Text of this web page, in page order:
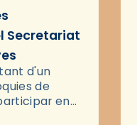
Secretariat
d'un
de
en
pel